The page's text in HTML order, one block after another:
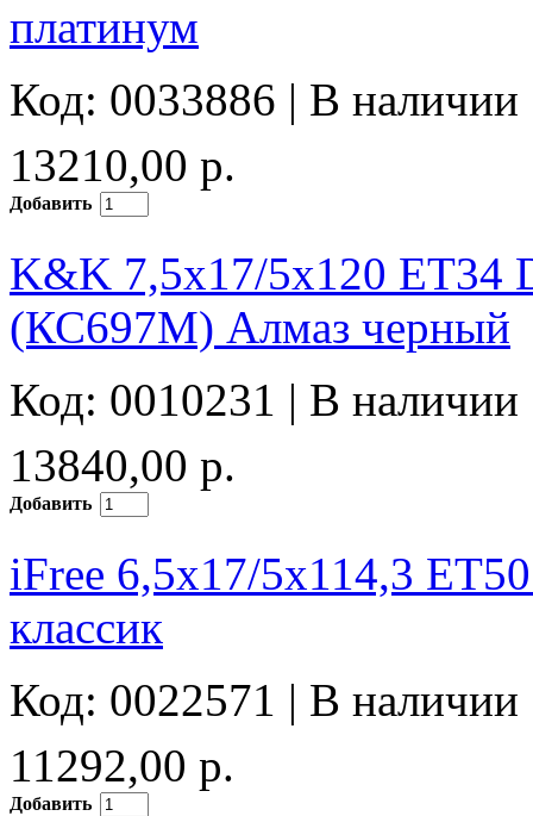
платинум
Код: 0033886 | В наличии
13210,00 р.
Добавить
K&K 7,5x17/5x120 ET34
(КС697М) Алмаз черный
Код: 0010231 | В наличии
13840,00 р.
Добавить
iFree 6,5x17/5x114,3
классик
Код: 0022571 | В наличии
11292,00 р.
Добавить